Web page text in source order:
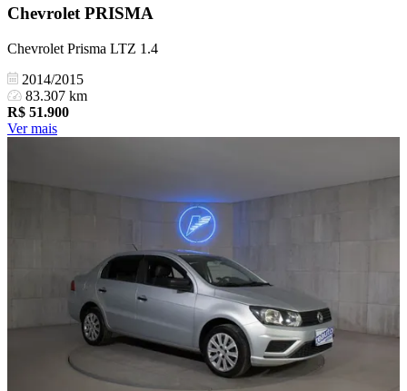
ChevroletPRISMA
Chevrolet Prisma LTZ 1.4
2014/2015
83.307 km
R$ 51.900
Ver mais